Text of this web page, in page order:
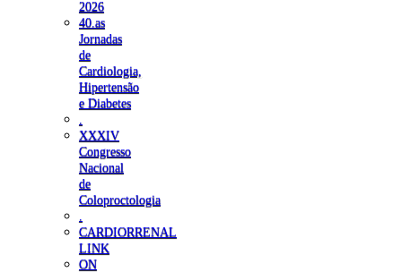
2026
40.as
Jornadas
de
Cardiologia,
Hipertensão
e Diabetes
XXXIV
Congresso
Nacional
de
Coloproctologia
CARDIORRENAL
LINK
ON